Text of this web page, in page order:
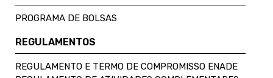
PROGRAMA DE BOLSAS
REGULAMENTOS
REGULAMENTO E TERMO DE COMPROMISSO ENADE